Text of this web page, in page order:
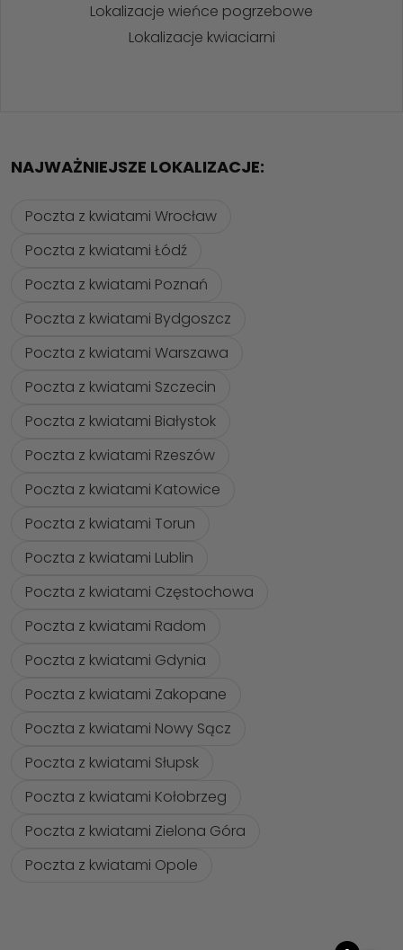
Lokalizacje wieńce pogrzebowe
Lokalizacje kwiaciarni
NAJWAŻNIEJSZE LOKALIZACJE:
Poczta z kwiatami Wrocław
Poczta z kwiatami Łódź
Poczta z kwiatami Poznań
Poczta z kwiatami Bydgoszcz
Poczta z kwiatami Warszawa
Poczta z kwiatami Szczecin
Poczta z kwiatami Białystok
Poczta z kwiatami Rzeszów
Poczta z kwiatami Katowice
Poczta z kwiatami Torun
Poczta z kwiatami Lublin
Poczta z kwiatami Częstochowa
Poczta z kwiatami Radom
Poczta z kwiatami Gdynia
Poczta z kwiatami Zakopane
Poczta z kwiatami Nowy Sącz
Poczta z kwiatami Słupsk
Poczta z kwiatami Kołobrzeg
Poczta z kwiatami Zielona Góra
Poczta z kwiatami Opole